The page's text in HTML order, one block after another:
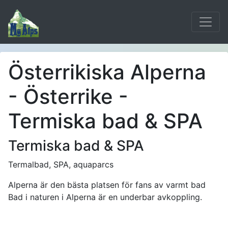
Österrikiska Alperna
- Österrike -
Termiska bad & SPA
Termiska bad & SPA
Termalbad, SPA, aquaparcs
Alperna är den bästa platsen för fans av varmt bad
Bad i naturen i Alperna är en underbar avkoppling.